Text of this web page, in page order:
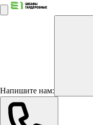
Напишите нам: